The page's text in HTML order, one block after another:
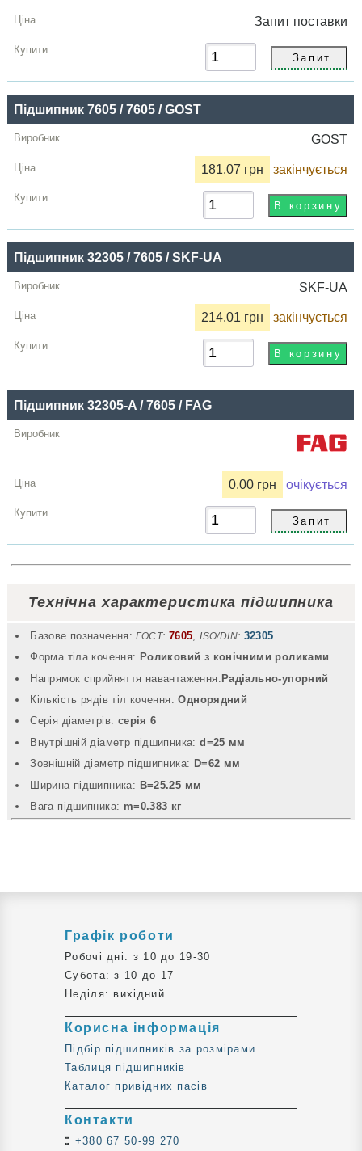
Запит поставки
Підшипник 7605 / 7605 / GOST
GOST
181.07 грн закінчується
Підшипник 32305 / 7605 / SKF-UA
SKF-UA
214.01 грн закінчується
Підшипник 32305-A / 7605 / FAG
0.00 грн очікується
Технічна характеристика підшипника
Базове позначення: ГОСТ: 7605 ,ISO/DIN: 32305
Форма тіла кочення: Роликовий з конічними роликами
Напрямок сприйняття навантаження:Радіально-упорний
Кількість рядів тіл кочення:Однорядний
Серія діаметрів: серія 6
Внутрішній діаметр підшипника:d=25 мм
Зовнішній діаметр підшипника: D=62 мм
Ширина підшипника: B=25.25 мм
Вага підшипника: m=0.383 кг
Графік роботи
Робочі дні: з 10 до 19-30
Субота: з 10 до 17
Неділя: вихідний
Корисна інформація
Підбір підшипників за розмірами
Таблиця підшипників
Каталог привідних пасів
Контакти
+380 67 50-99 270